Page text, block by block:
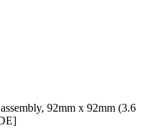
92mm x 92mm (3.6